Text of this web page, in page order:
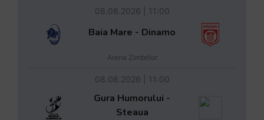
08.08.2026 | 11:00
Baia Mare - Dinamo
Arena Zimbrilor
08.08.2026 | 11:00
Gura Humorului -
Steaua